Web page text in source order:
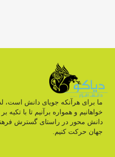
ما برای هرآنکه جویای دانش است،
خواهانیم و همواره برآنیم تا با
دانش محور در راستای گسترش
جهان حرکت کنیم.